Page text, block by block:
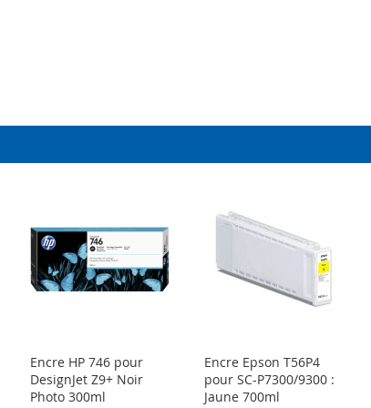
Encre HP 746 pour
DesignJet Z9+ Noir
Photo 300ml
Encre Epson T56P4
pour SC-P7300/9300 :
Jaune 700ml